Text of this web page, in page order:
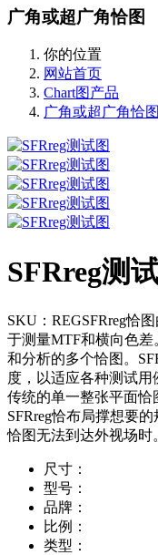
广角或超广角恰图
你的位置
网站首页
Chart图产品
广角或超广角恰图
SFRreg测
SKU：REGSFRreg恰
于测量MTF和横向色差
和分析的多个恰图。
度，以适应各种测试用
传统的单一整张平面恰
SFRreg恰布局撑想要
恰图无法到达外视场
尺寸：
型号：
品牌：
比例：
类型：